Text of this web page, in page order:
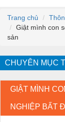
Trang chủ
Giật mình con
sản
CHUYÊN MỤC
GIẬT MÌNH
NGHIỆP BẤT